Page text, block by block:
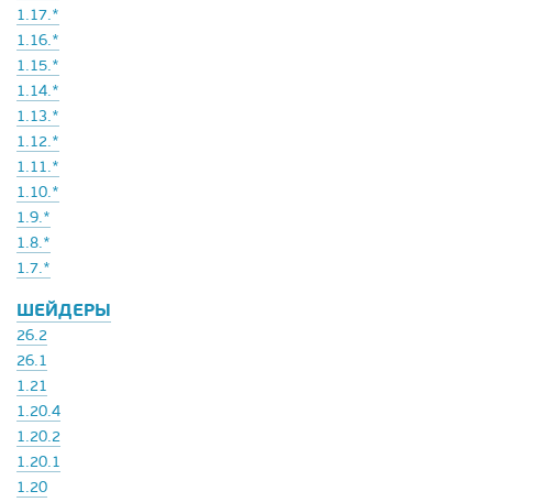
1.17.*
1.16.*
1.15.*
1.14.*
1.13.*
1.12.*
1.11.*
1.10.*
1.9.*
1.8.*
1.7.*
ШЕЙДЕРЫ
26.2
26.1
1.21
1.20.4
1.20.2
1.20.1
1.20